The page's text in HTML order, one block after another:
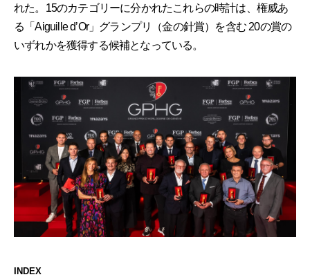
れた。15のカテゴリーに分かれたこれらの時計は、権威あ
る「Aiguille d’Or」グランプリ（金の針賞）を含む 20の賞の
いずれかを獲得する候補となっている。
INDEX